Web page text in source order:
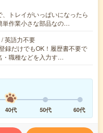
トレイがいっぱいになったら
単作業小さな部品なの…
英語力不要
録だけでもOK！履歴書不要で
職種などを入力す…
40代 50代 60代